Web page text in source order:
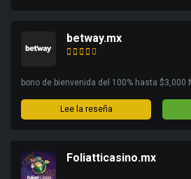
betway.mx
bono de bienvenida del 100% hasta $3,000
Lee la reseña
Foliatticasino.mx